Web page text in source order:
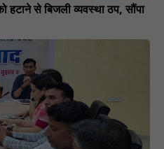
हटाने से बिजली व्यवस्था ठप, सौंपा